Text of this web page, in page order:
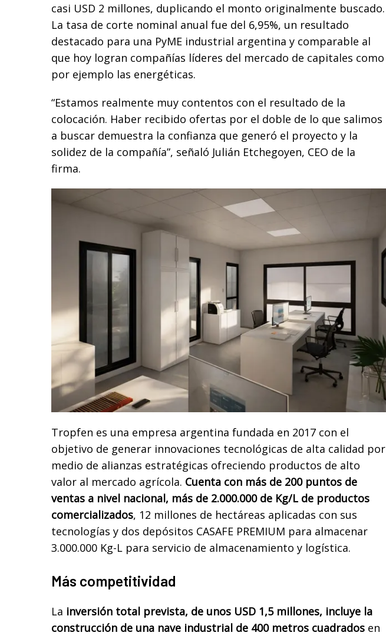
casi USD 2 millones, duplicando el monto originalmente buscado.
La tasa de corte nominal anual fue del 6,95%, un resultado
destacado para una PyME industrial argentina y comparable al
que hoy logran compañías líderes del mercado de capitales como
por ejemplo las energéticas.
“Estamos realmente muy contentos con el resultado de la
colocación. Haber recibido ofertas por el doble de lo que salimos
a buscar demuestra la confianza que generó el proyecto y la
solidez de la compañía”, señaló Julián Etchegoyen, CEO de la
firma.
Tropfen es una empresa argentina fundada en 2017 con el
objetivo de generar innovaciones tecnológicas de alta calidad por
medio de alianzas estratégicas ofreciendo productos de alto
valor al mercado agrícola. Cuenta con más de 200 puntos de
ventas a nivel nacional, más de 2.000.000 de Kg/L de productos
comercializados, 12 millones de hectáreas aplicadas con sus
tecnologías y dos depósitos CASAFE PREMIUM para almacenar
3.000.000 Kg-L para servicio de almacenamiento y logística.
Más competitividad
La inversión total prevista, de unos USD 1,5 millones, incluye la
construcción de una nave industrial de 400 metros cuadrados en